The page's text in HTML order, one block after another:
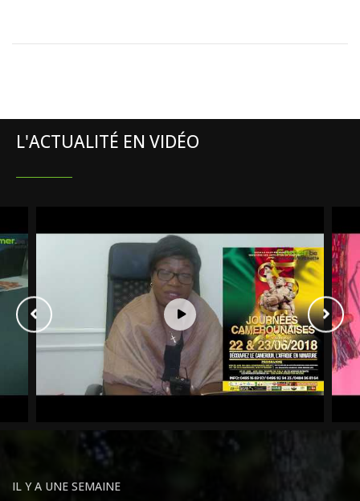
L'ACTUALITÉ EN VIDÉO
IL Y A UNE SEMAINE